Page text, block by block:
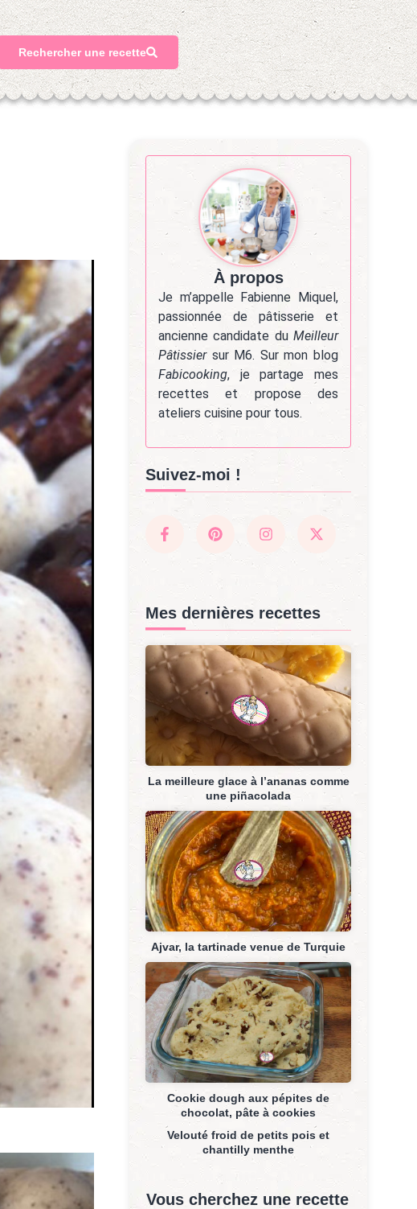
Rechercher une recette
À propos
Je m’appelle Fabienne Miquel,
passionnée de pâtisserie et
ancienne candidate du Meilleur
Pâtissiersur M6. Sur mon blog
Fabicooking, je partage mes
recettes et propose des
ateliers cuisine pour tous.
Suivez-moi !
Mes dernières recettes
La meilleure glace à l’ananas comme
une piñacolada
Ajvar, la tartinade venue de Turquie
Cookie dough aux pépites de
chocolat, pâte à cookies
Velouté froid de petits pois et
chantilly menthe
Vous cherchez une recette